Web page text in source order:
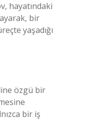
hayatındaki
bir
yaşadığı
özgü bir
bir iş